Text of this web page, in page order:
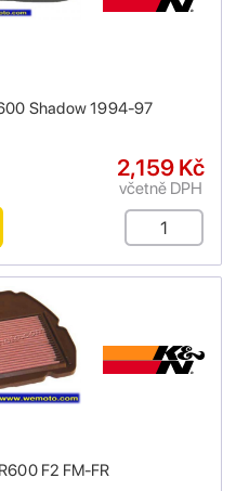
Shadow 1994-97
2,159 Kč
včetně DPH
F2 FM-FR